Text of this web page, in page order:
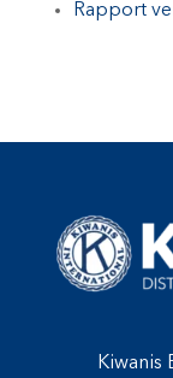
Rapport
Kiwanis